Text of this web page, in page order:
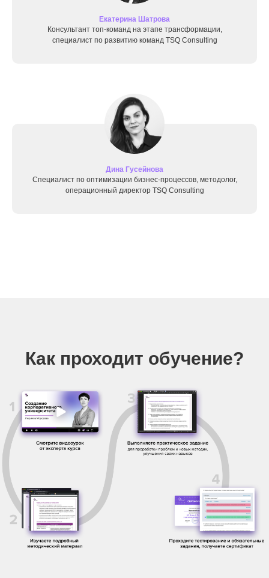
Екатерина Шатрова
Консультант топ-команд на этапе трансформации,
специалист по развитию команд TSQ Consulting
Дина Гусейнова
Специалист по оптимизации бизнес-процессов, методолог,
операционный директор TSQ Consulting
Как проходит обучение?